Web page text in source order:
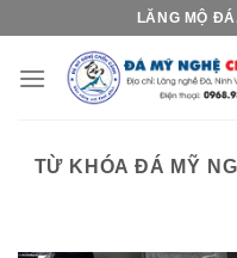
content
LĂNG MỘ
TỪ KHÓA ĐÁ MỸ